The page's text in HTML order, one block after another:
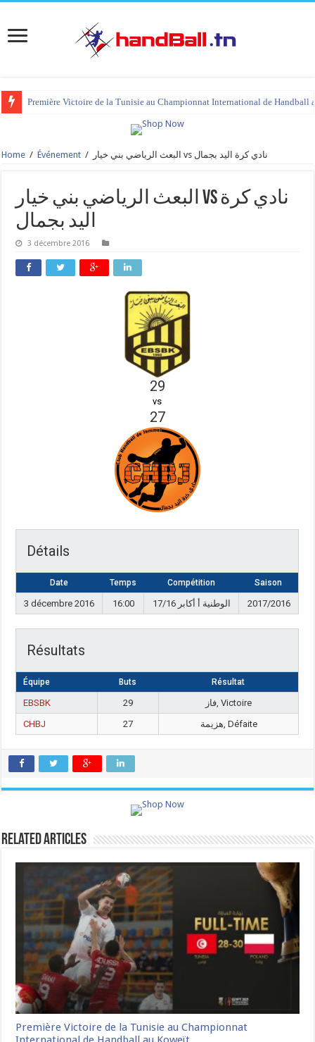
Première Victoire de la Tunisie au Championnat International de Handball
Home / Événement / البعث الرياضي بني خيار vs نادي كرة اليد بجمال
البعث الرياضي بني خيار vs نادي كرة
اليد بجمال
3 décembre 2016
29
vs
27
Détails
Date Temps Compétition Saison
3 décembre 2016 16:00 17/16 الوطنية أ أكابر 2017/2016
Résultats
Équipe Buts Résultat
EBSBK 29
فاز, Victoire
CHBJ
27 هزيمة, Défaite
Related Articles
Première Victoire de la Tunisie au Championnat